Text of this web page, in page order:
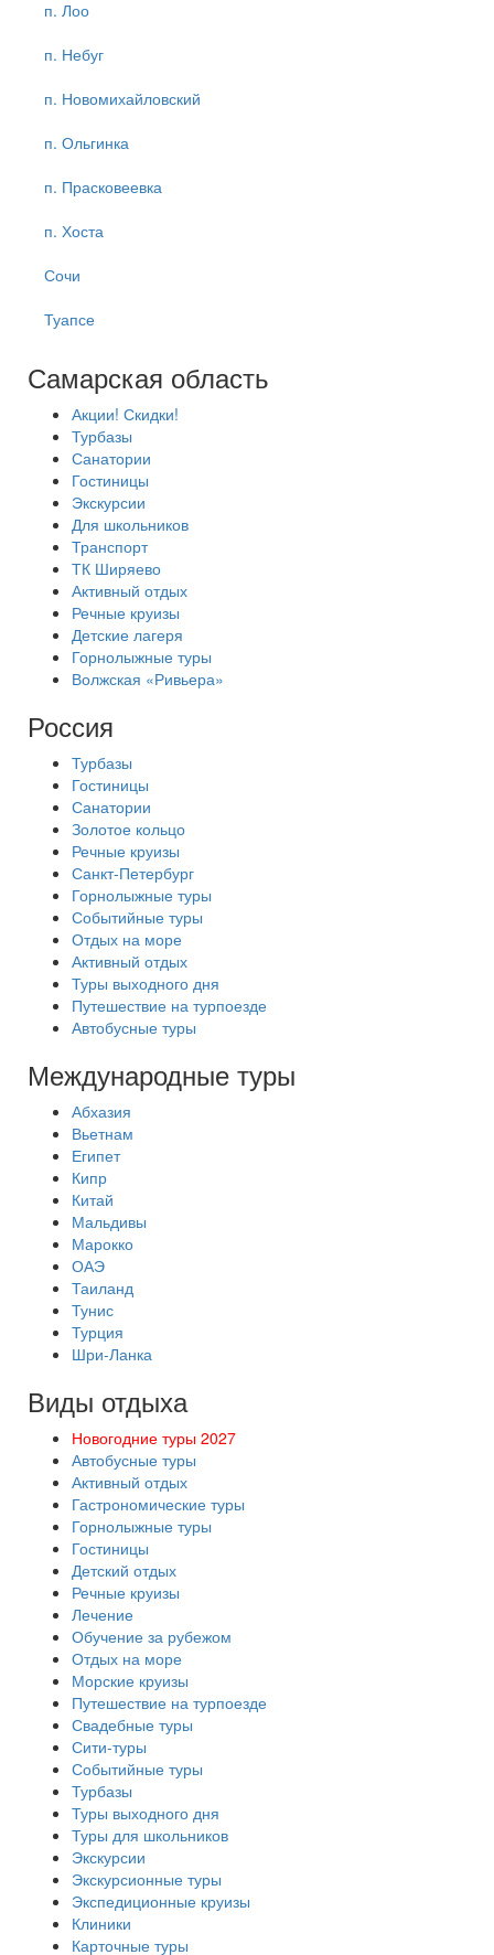
п. Лоо
п. Небуг
п. Новомихайловский
п. Ольгинка
п. Прасковеевка
п. Хоста
Сочи
Туапсе
Самарская область
Акции! Скидки!
Турбазы
Санатории
Гостиницы
Экскурсии
Для школьников
Транспорт
ТК Ширяево
Активный отдых
Речные круизы
Детские лагеря
Горнолыжные туры
Волжская «Ривьера»
Россия
Турбазы
Гостиницы
Санатории
Золотое кольцо
Речные круизы
Санкт-Петербург
Горнолыжные туры
Событийные туры
Отдых на море
Активный отдых
Туры выходного дня
Путешествие на турпоезде
Автобусные туры
Международные туры
Абхазия
Вьетнам
Египет
Кипр
Китай
Мальдивы
Марокко
ОАЭ
Таиланд
Тунис
Турция
Шри-Ланка
Виды отдыха
Новогодние туры 2027
Автобусные туры
Активный отдых
Гастрономические туры
Горнолыжные туры
Гостиницы
Детский отдых
Речные круизы
Лечение
Обучение за рубежом
Отдых на море
Морские круизы
Путешествие на турпоезде
Свадебные туры
Сити-туры
Событийные туры
Турбазы
Туры выходного дня
Туры для школьников
Экскурсии
Экскурсионные туры
Экспедиционные круизы
Клиники
Карточные туры